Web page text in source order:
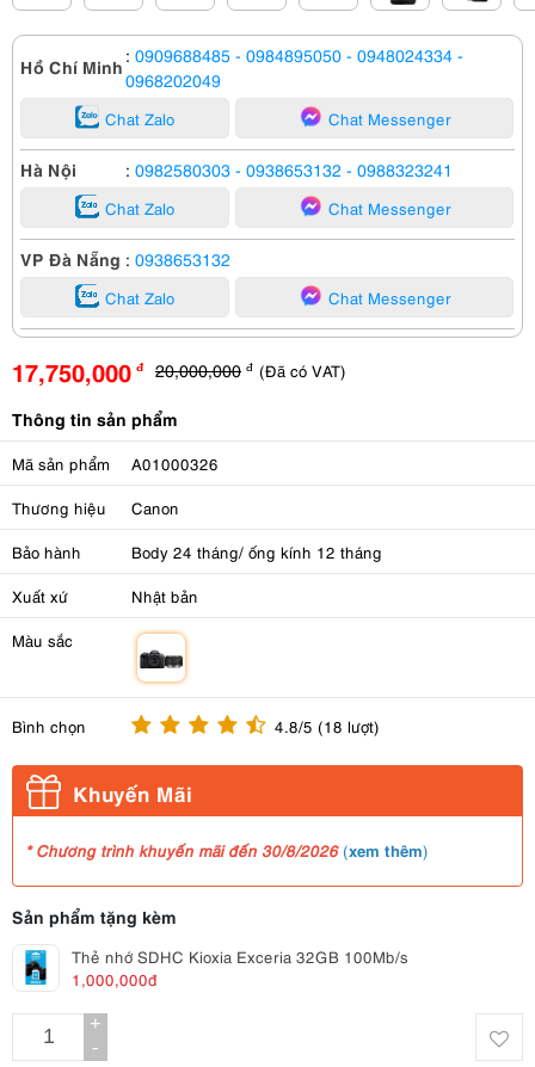
Hồ Chí Minh : 0909688485 - 0984895050 - 0948024334 -
0968202049
Chat Zalo Chat Messenger
Hà Nội : 0982580303 - 0938653132 - 0988323241
Chat Zalo Chat Messenger
VP Đà Nẵng : 0938653132
Chat Zalo Chat Messenger
17,750,000 đ 20,000,000 đ (Đã có VAT)
Thông tin sản phẩm
Mã sản phẩm A01000326
Thương hiệu Canon
Bảo hành Body 24 tháng/ ống kính 12 tháng
Xuất xứ Nhật bản
Màu sắc
Bình chọn 4.8/5 (18 lượt)
Khuyến Mãi
* Chương trình khuyến mãi đến 30/8/2026 (xem thêm)
Sản phẩm tặng kèm
Thẻ nhớ SDHC Kioxia Exceria 32GB 100Mb/s
1,000,000đ
+
-